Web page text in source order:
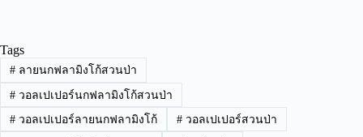
Tags
#ลายนกฟลามิงโก้สวนป่า
#วอลเปเปอร์นกฟลามิงโก้สวนป่า
#วอลเปเปอร์ลายนกฟลามิงโก้ #วอลเปเปอร์สวนป่า